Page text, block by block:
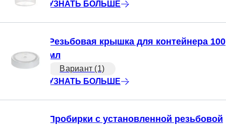
УЗНАТЬ БОЛЬШЕ
Резьбовая крышка для контейнера 100
мл
Вариант (1)
УЗНАТЬ БОЛЬШЕ
Пробирки с установленной резьбовой